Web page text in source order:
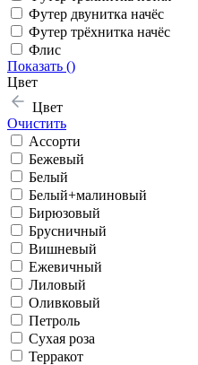
Футер двунитка начёс
Футер трёхнитка начёс
Флис
Показать ()
Цвет
Цвет
Очистить
Ассорти
Бежевый
Белый
Белый+малиновый
Бирюзовый
Брусничный
Вишневый
Ежевичный
Лиловый
Оливковый
Петроль
Сухая роза
Терракот